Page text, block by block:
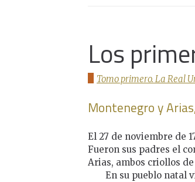
Los
Tomo primero. La Real
Montenegro y
El 27 de noviembre de
Fueron sus padres el
Arias, ambos criollos
En su pueblo natal